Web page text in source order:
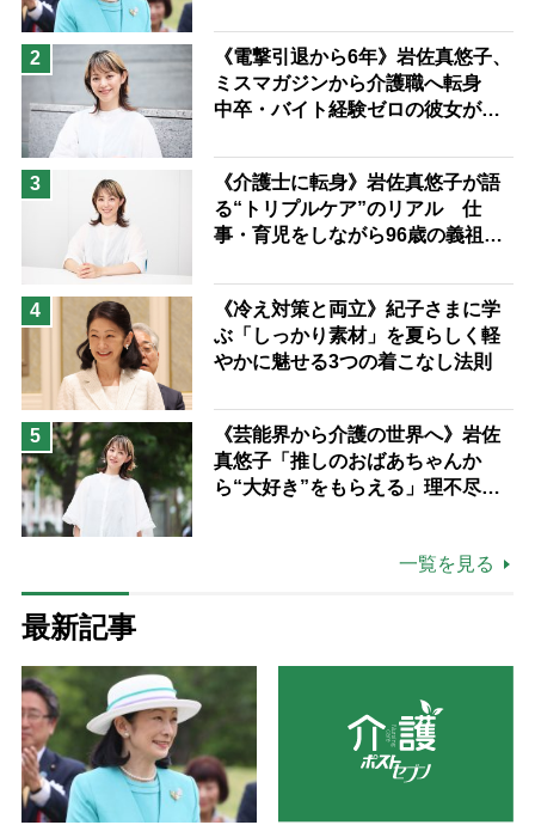
予防法
2
《電撃引退から6年》岩佐真悠子、
ミスマガジンから介護職へ転身
中卒・バイト経験ゼロの彼女が見
ながら自分らしくいられる」
3
《介護士に転身》岩佐真悠子が語
る“トリプルケア”のリアル 仕
事・育児をしながら96歳の義祖母
る「家での介護は“雑”でも気にし
ない」
4
《冷え対策と両立》紀子さまに学
ぶ「しっかり素材」を夏らしく軽
やかに魅せる3つの着こなし法則
5
《芸能界から介護の世界へ》岩佐
真悠子「推しのおばあちゃんか
ら“大好き”をもらえる」理不尽さ
一覧を見る
最新記事